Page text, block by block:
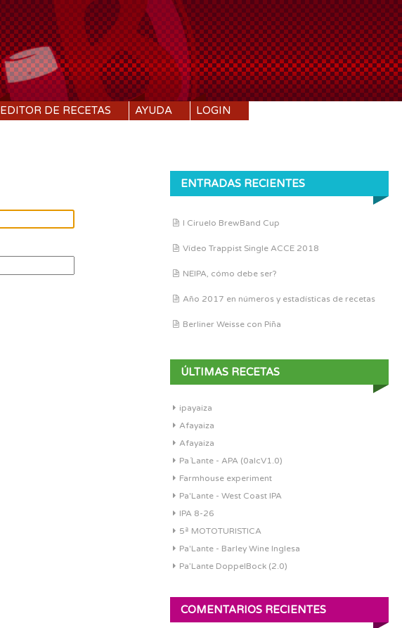
EDITOR DE RECETAS AYUDA LOGIN
ENTRADAS RECIENTES
I Ciruelo BrewBand Cup
Vídeo Trappist Single ACCE 2018
NEIPA, cómo debe ser?
Año 2017 en números y estadísticas de recetas
Berliner Weisse con Piña
ÚLTIMAS RECETAS
ipayaiza
Afayaiza
Afayaiza
Pa´Lante - APA (0alcV1.0)
Farmhouse experiment
Pa'Lante - West Coast IPA
IPA 8-26
5ª MOTOTURISTICA
Pa'Lante - Barley Wine Inglesa
Pa’Lante DoppelBock (2.0)
COMENTARIOS RECIENTES